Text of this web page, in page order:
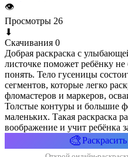
👁
Просмотры 26
⬇
Скачивания 0
Добрая раскраска с
листочке поможет ребёнку
понять. Тело гусеницы
сегментов, которые легко
фломастеров и маркеров,
Толстые контуры и большие
маленьких. Такая раскраска
воображение и учит ребёнка
🎨